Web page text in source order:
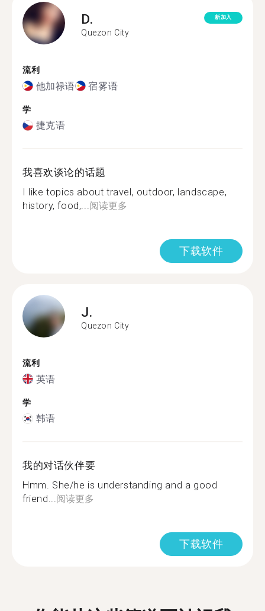
D.
Quezon City
新加入
流利
他加禄语 宿雾语
学
捷克语
我喜欢谈论的话题
I like topics about travel, outdoor, landscape,
history, food,...阅读更多
下载软件
J.
Quezon City
流利
英语
学
韩语
我的对话伙伴要
Hmm. She/he is understanding and a good
friend...阅读更多
下载软件